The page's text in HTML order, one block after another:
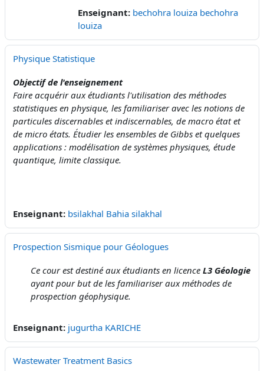
Enseignant: bechohra louiza bechohra
louiza
Physique Statistique
Objectif de l'enseignement
Faire acquérir aux étudiants l'utilisation des méthodes
statistiques en physique, les familiariser avec les notions de
particules discernables et indiscernables, de macro état et
de micro états. Étudier les ensembles de Gibbs et quelques
applications : modélisation de systèmes physiques, étude
quantique, limite classique.
Enseignant: bsilakhal Bahia silakhal
Prospection Sismique pour Géologues
Ce cour est destiné aux étudiants en licence L3 Géologie
ayant pour but de les familiariser aux méthodes de
prospection géophysique.
Enseignant: jugurtha KARICHE
Wastewater Treatment Basics